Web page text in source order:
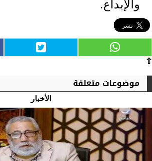
والإبداع.
⇧
موضوعات متعلقة
الأخبار